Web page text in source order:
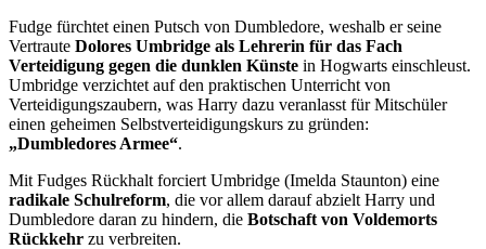
Fudge fürchtet einen Putsch von Dumbledore, weshalb er seine
Vertraute Dolores Umbridge als Lehrerin für das Fach
Verteidigung gegen die dunklen Künste in Hogwarts einschleust.
Umbridge verzichtet auf den praktischen Unterricht von
Verteidigungszaubern, was Harry dazu veranlasst für Mitschüler
einen geheimen Selbstverteidigungskurs zu gründen:
„Dumbledores Armee“.
Mit Fudges Rückhalt forciert Umbridge (Imelda Staunton) eine
radikale Schulreform, die vor allem darauf abzielt Harry und
Dumbledore daran zu hindern, die Botschaft von Voldemorts
Rückkehr zu verbreiten.